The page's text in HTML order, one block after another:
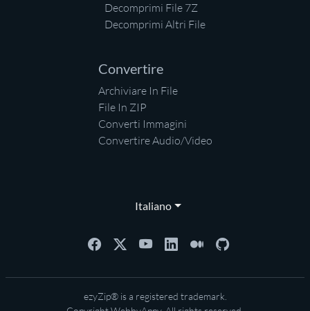
Decomprimi File 7Z
Decomprimi Altri File
Convertire
Archiviare In File
File In ZIP
Converti Immagini
Convertire Audio/Video
Italiano
ezyZip® is a registered trademark.